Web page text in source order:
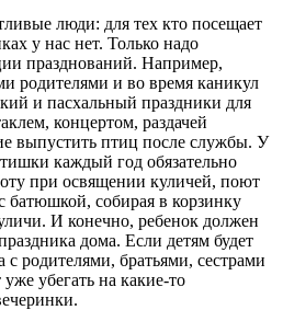
люди: для тех кто посещает
у нас нет. Только надо
празднований. Например,
родителями и во время каникул
и пасхальный праздники для
концертом, раздачей
выпустить птиц после службы. У
каждый год обязательно
при освящении куличей, поют
батюшкой, собирая в корзинку
И конечно, ребенок должен
дома. Если детям будет
с родителями, братьями, сестрами
убегать на какие-то